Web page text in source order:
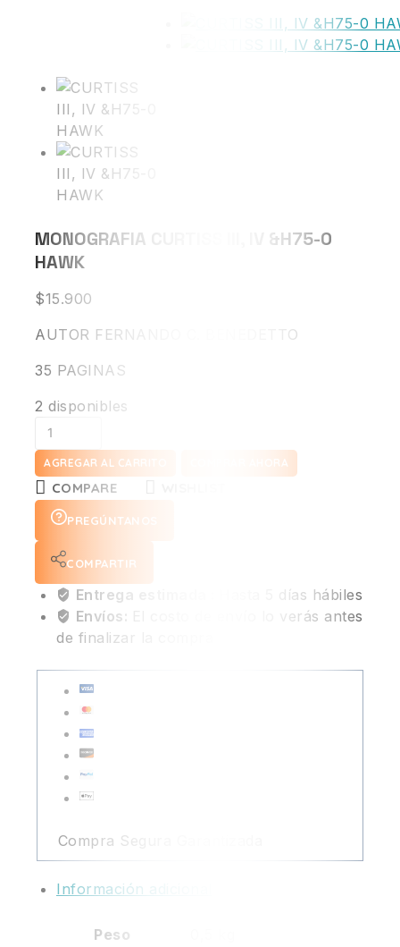
MONOGRAFIA CURTISS III, IV &H75-0
HAWK
$15.900
AUTOR FERNANDO C. BENEDETTO
35 PAGINAS
2 disponibles
AGREGAR AL CARRITO COMPRAR AHORA
COMPARE
PREGÚNTANOS
COMPARTIR
Entrega estimada :
Hasta 5 días hábiles
Envíos:
El costo de envío lo verás antes
de finalizar la compra
Compra Segura Garantizada
Información adicional
Peso